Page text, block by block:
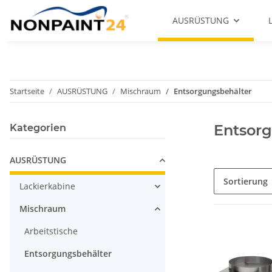
AUSRÜSTUNG
Startseite AUSRÜSTUNG Mischraum Entsorgungsbehälter
Sortierung
Kategorien
AUSRÜSTUNG
Lackierkabine
Mischraum
Arbeitstische
Entsorgungsbehälter